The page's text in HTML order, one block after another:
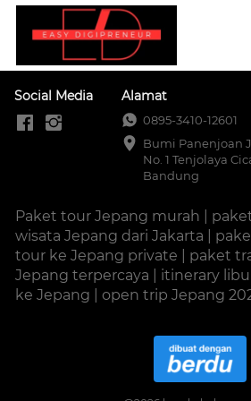
Social Media Alamat
0895-3410-12601
Bumi Panenjoan
No. 1 Tenjolaya
Bandung
Paket tour Jepang murah |
wisata Jepang dari Jakarta |
tour ke Jepang private | paket
Jepang terpercaya | itinerary
ke Jepang | open trip Jepang